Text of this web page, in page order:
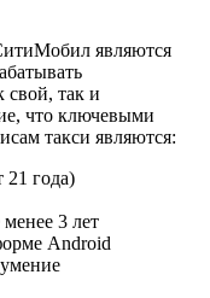
являются
свой, так и
что ключевыми
такси являются:
года)
3 лет
Android